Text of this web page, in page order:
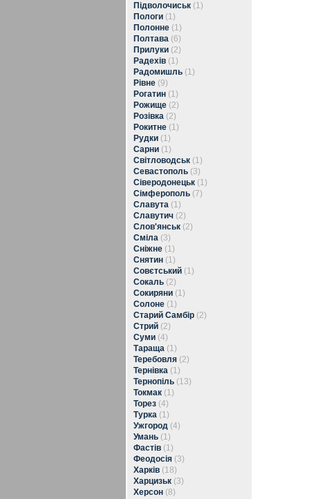
Підволочиськ (1)
Пологи (1)
Полонне (1)
Полтава (6)
Прилуки (2)
Радехів (1)
Радомишль (1)
Рівне (9)
Рогатин (1)
Рожище (2)
Розівка (2)
Рокитне (1)
Рудки (1)
Сарни (1)
Світловодськ (1)
Севастополь (3)
Сіверодонецьк (1)
Сімферополь (7)
Славута (1)
Славутич (2)
Слов'янськ (2)
Сміла (3)
Сніжне (1)
Снятин (1)
Совєтський (1)
Сокаль (2)
Сокиряни (1)
Солоне (1)
Старий Самбір (2)
Стрий (2)
Суми (4)
Тараща (1)
Теребовля (2)
Тернівка (1)
Тернопіль (13)
Токмак (1)
Торез (4)
Турка (1)
Ужгород (4)
Умань (1)
Фастів (1)
Феодосія (3)
Харків (18)
Харцизьк (3)
Херсон (8)